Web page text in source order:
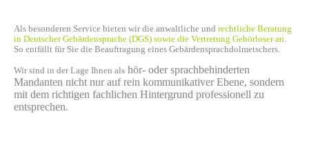
Als besonderen Service bieten wir die anwaltliche und rechtliche Beratung
in Deutscher Gebärdensprache (DGS) sowie die Vertretung Gehörloser an.
So entfällt für Sie die Beauftragung eines Gebärdensprachdolmetschers.
Wir sind in der Lage Ihnen als hör- oder sprachbehinderten
Mandanten nicht nur auf rein kommunikativer Ebene, sondern
mit dem richtigen fachlichen Hintergrund professionell zu
entsprechen.